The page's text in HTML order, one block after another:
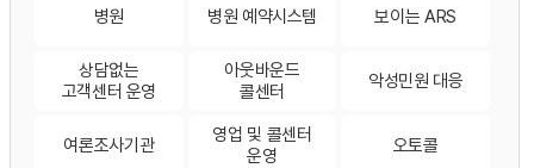
병원 병원 예약시스템 보이는 ARS
상담없는
고객센터 운영
아웃바운드
콜센터
악성민원 대응
여론조사기관
영업 및 콜센터
운영
오토콜